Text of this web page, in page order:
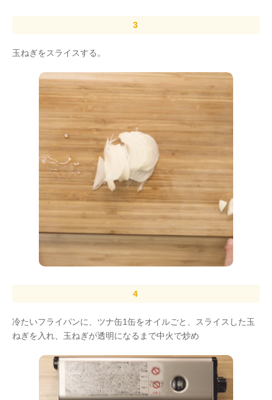
玉ねぎをスライスする。
冷たいフライパンに、ツナ缶1缶をオイルごと、スライスした玉
ねぎを入れ、玉ねぎが透明になるまで中火で炒め